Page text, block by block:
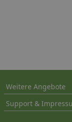
Weitere Angebote
Support &